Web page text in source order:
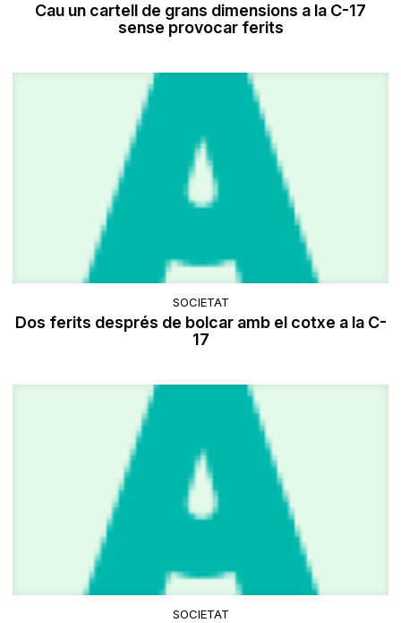
Cau un cartell de grans dimensions a la C-17
sense provocar ferits
SOCIETAT
​Dos ferits després de bolcar amb el cotxe a la C-
17
SOCIETAT